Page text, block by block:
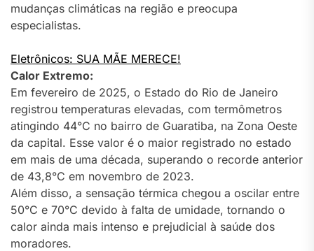
mudanças climáticas na região e preocupa
especialistas.
Eletrônicos: SUA MÃE MERECE!
Calor Extremo:
Em fevereiro de 2025, o Estado do Rio de Janeiro
registrou temperaturas elevadas, com termômetros
atingindo 44°C no bairro de Guaratiba, na Zona Oeste
da capital. Esse valor é o maior registrado no estado
em mais de uma década, superando o recorde anterior
de 43,8°C em novembro de 2023.
Além disso, a sensação térmica chegou a oscilar entre
50°C e 70°C devido à falta de umidade, tornando o
calor ainda mais intenso e prejudicial à saúde dos
moradores.